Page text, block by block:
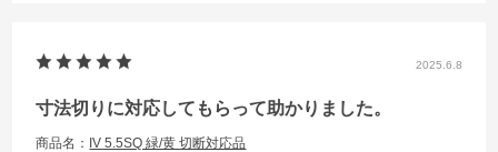
2025.6.8
寸法切りに対応してもらって助かりました。
商品名： IV 5.5SQ 緑/黄 切断対応品